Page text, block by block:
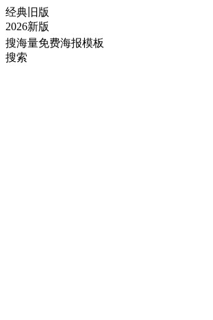
经典旧版
2026新版
搜海量免费海报模板
搜索